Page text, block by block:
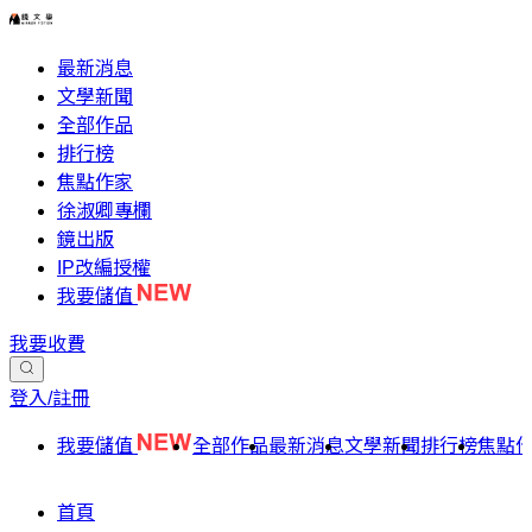
最新消息
文學新聞
全部作品
排行榜
焦點作家
徐淑卿專欄
鏡出版
IP改編授權
我要儲值
我要收費
登入/註冊
我要儲值 全部作品最新消息文學新聞排行榜焦點
首頁